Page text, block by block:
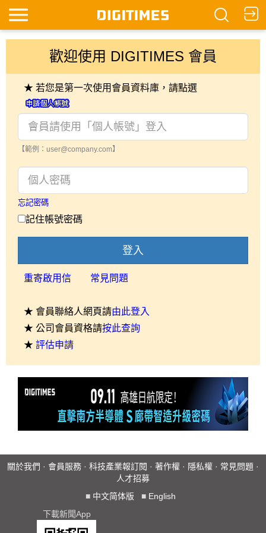
歡迎使用 DIGITIMES 會員
★ 若您是第一次使用會員資料庫，請點選
【範例：user@company.com】
忘記密碼
記住帳號密碼
登入
重寄啟用信 常見問題
★ 會員聯絡人網頁請由此登入
★ 公司會員資格請按此查詢
★ 評估申請
關於我們 · 會員服務 · 科技產業報訂閱 · 著作權 · 隱私權 · 常見問題 ·
人才招募
■ 中文简体版 ■ English
下載新聞App